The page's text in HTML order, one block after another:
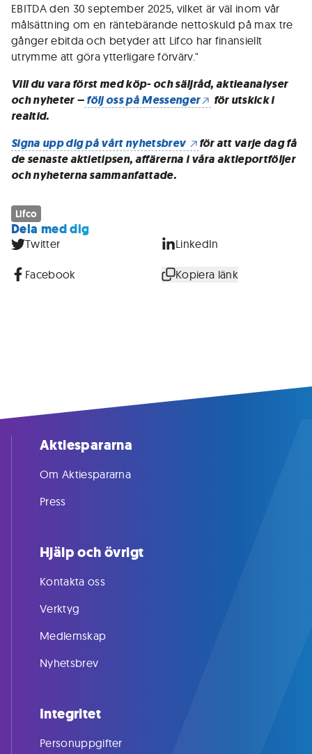
EBITDA den 30 september 2025, vilket är väl inom vår
målsättning om en räntebärande nettoskuld på max tre
gånger ebitda och betyder att Lifco har finansiellt
utrymme att göra ytterligare förvärv."
Vill du vara först med köp- och säljråd, aktieanalyser
och nyheter –följ oss på Messenger
för utskick i
realtid.
Signa upp dig på vårt nyhetsbrev
för att varje dag få
de senaste aktietipsen, affärerna i våra aktieportföljer
och nyheterna sammanfattade.
Lifco
Dela med dig
Twitter LinkedIn
Facebook Kopiera länk
Aktiespararna
Om Aktiespararna
Press
Hjälp och övrigt
Kontakta oss
Verktyg
Medlemskap
Nyhetsbrev
Integritet
Personuppgifter